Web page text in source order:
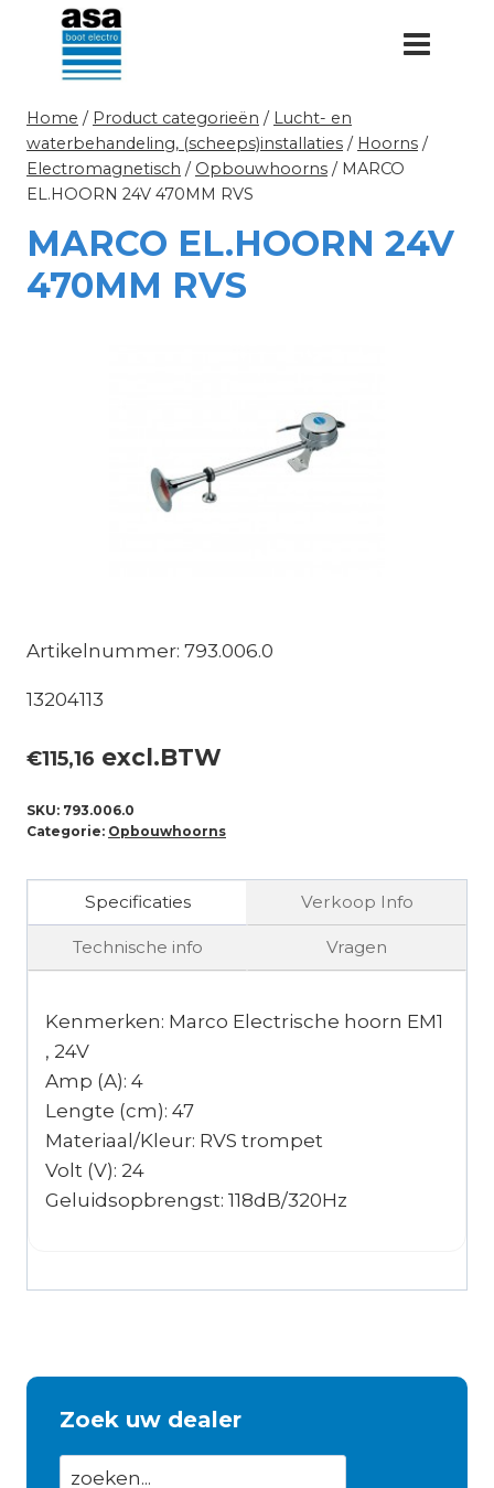
Doorgaan
inhoud
Home / Product categorieën / Lucht- en
waterbehandeling, (scheeps)installaties / Hoorns /
Electromagnetisch / Opbouwhoorns / MARCO
EL.HOORN 24V 470MM RVS
MARCO EL.HOORN 24V
470MM RVS
Artikelnummer: 793.006.0
13204113
€115,16 excl.BTW
SKU: 793.006.0
Categorie: Opbouwhoorns
Specificaties Verkoop Info
Technische info Vragen
Kenmerken: Marco Electrische hoorn EM1
, 24V
Amp (A): 4
Lengte (cm): 47
Materiaal/Kleur: RVS trompet
Volt (V): 24
Geluidsopbrengst: 118dB/320Hz
Zoek uw dealer